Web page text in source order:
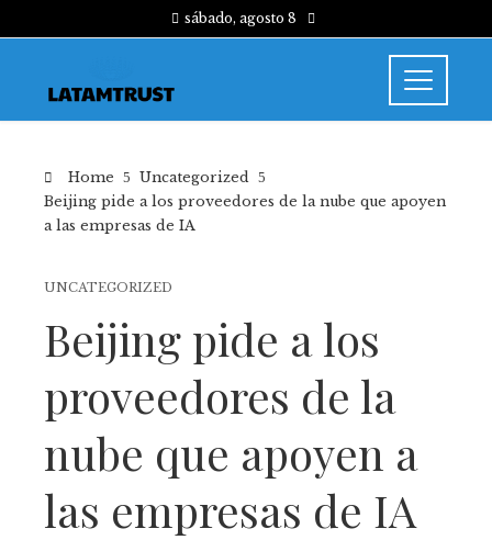
sábado, agosto 8
Home
Uncategorized
Beijing pide a los proveedores de la nube que apoyen
a las empresas de IA
UNCATEGORIZED
Beijing pide a los
proveedores de la
nube que apoyen a
las empresas de IA